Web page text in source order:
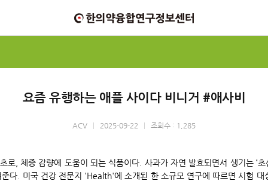
요즘 유행하는 애플 사이다 비니거 #애사비
ACV | 2025-09-22 | 조회수 : 1,285
로, 체중 감량에 도움이 되는 식품이다. 사과가 자연 발효되면서 생기는 ‘
다. 미국 건강 전문지 'Health'에 소개된 한 소규모 연구에 따르면 시험